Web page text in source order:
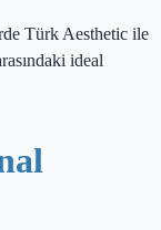
Türk Aesthetic ile
ideal